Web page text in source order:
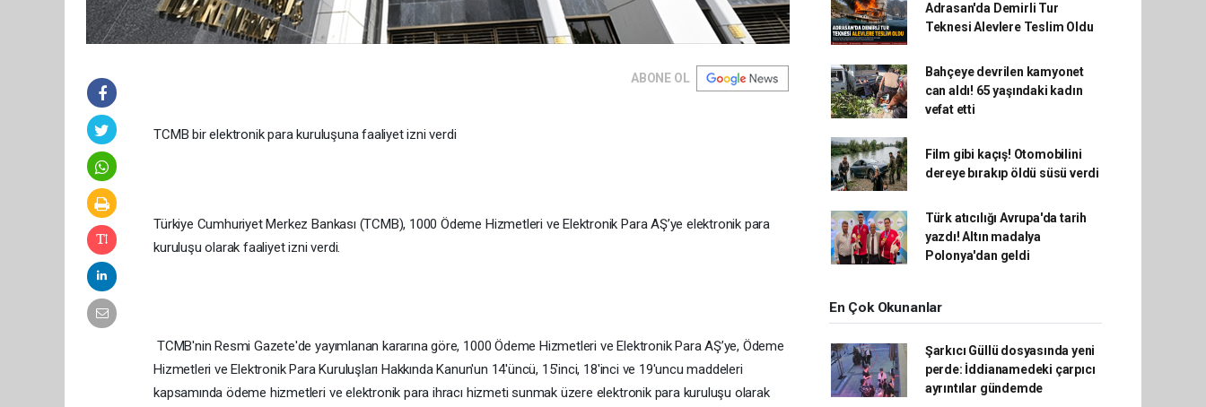
ABONE OL
TCMB bir elektronik para kuruluşuna faaliyet izni verdi
Türkiye Cumhuriyet Merkez Bankası (TCMB), 1000 Ödeme Hizmetleri ve Elektronik Para AŞ’ye elektronik para
kuruluşu olarak faaliyet izni verdi.
TCMB'nin Resmi Gazete'de yayımlanan kararına göre, 1000 Ödeme Hizmetleri ve Elektronik Para AŞ’ye, Ödeme
Hizmetleri ve Elektronik Para Kuruluşları Hakkında Kanun'un 14'üncü, 15'inci, 18'inci ve 19'uncu maddeleri
kapsamında ödeme hizmetleri ve elektronik para ihracı hizmeti sunmak üzere elektronik para kuruluşu olarak
Adrasan'da Demirli Tur
Teknesi Alevlere Teslim Oldu
Bahçeye devrilen kamyonet
can aldı! 65 yaşındaki kadın
vefat etti
Film gibi kaçış! Otomobilini
dereye bırakıp öldü süsü verdi
Türk atıcılığı Avrupa'da tarih
yazdı! Altın madalya
Polonya'dan geldi
En Çok Okunanlar
Şarkıcı Güllü dosyasında yeni
perde: İddianamedeki çarpıcı
ayrıntılar gündemde